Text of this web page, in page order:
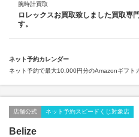
腕時計買取
ロレックスお買取致しました買取専
す。
ネット予約カレンダー
ネット予約で最大10,000円分のAmazonギフト
店舗公式 ネット予約スピードくじ対象店
Belize